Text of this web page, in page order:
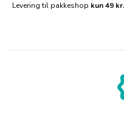
Levering til pakkeshop kun 49 kr.